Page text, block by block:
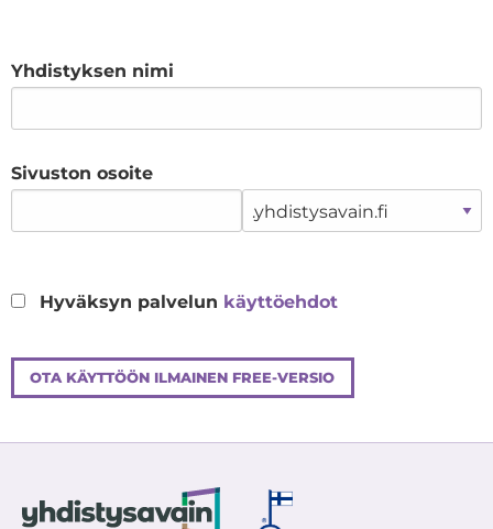
Yhdistyksen nimi
Sivuston osoite
Hyväksyn palvelun käyttöehdot